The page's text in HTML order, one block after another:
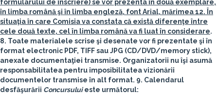
formularului de înscriere) se vor prezenta în două exemplare,
în limba română şi în limba engleză, font Arial, mărimea 12. În
situaţia în care Comisia va constata că există diferenţe între
cele două texte, cel în limba română va fi luat în considerare.
8. Toate materialele scrise şi desenate vor fi prezentate şi în
format electronic PDF, TIFF sau JPG (CD/DVD/memory stick),
anexate documentaţiei transmise. Organizatorii nu îşi asumă
responsabilitatea pentru imposibilitatea vizionării
documentelor transmise în alt format. 9. Calendarul
desfăşurării Concursuluieste următorul: